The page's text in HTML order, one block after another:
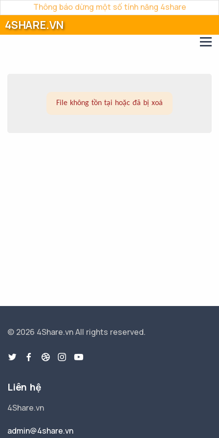
Thông báo dừng một số tính năng 4share
4SHARE.VN
File không tồn tại hoặc đã bị xoá
© 2026 4Share.vnAll rights reserved.
Liên hệ
4Share.vn
admin@4share.vn